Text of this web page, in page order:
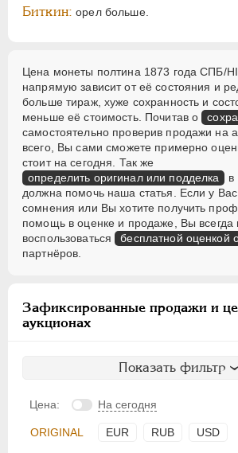
Биткин: орел больше.
Цена монеты полтина 1873 года СПБ/
напрямую зависит от её состояния и
больше тираж, хуже сохранность и
меньше её стоимость. Почитав о
самостоятельно проверив продажи на
всего, Вы сами сможете примерно
стоит на сегодня. Так же
определить оригинал или подделка
в
должна помочь наша статья. Если у Вас
сомнения или Вы хотите получить
помощь в оценке и продаже, Вы всегда
воспользоваться бесплатной оценкой
партнёров.
Зафиксированные продажи и
аукционах
Показать фильтр
Цена: На сегодня
ORIGINAL EUR RUB USD